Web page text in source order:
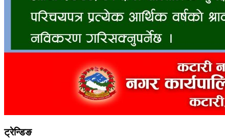
ट्रेन्डिङ